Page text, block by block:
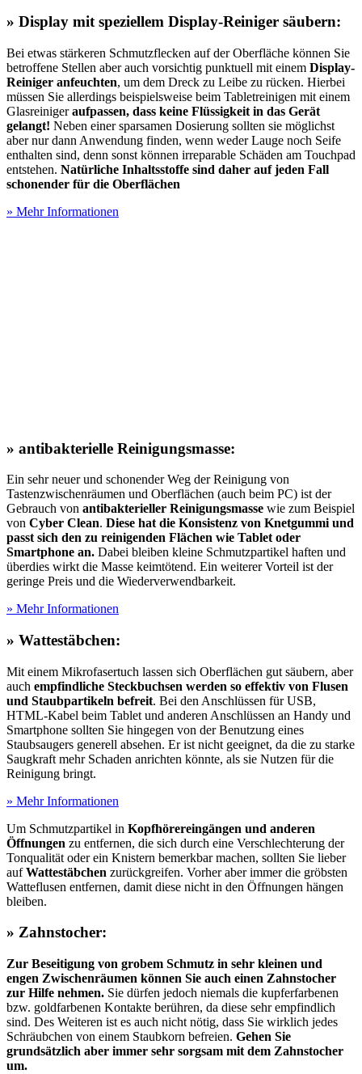
» Display mit speziellem Display-Reiniger säubern:
Bei etwas stärkeren Schmutzflecken auf der Oberfläche können Sie
betroffene Stellen aber auch vorsichtig punktuell mit einem Display-
Reiniger anfeuchten, um dem Dreck zu Leibe zu rücken. Hierbei
müssen Sie allerdings beispielsweise beim Tabletreinigen mit einem
Glasreinigeraufpassen, dass keine Flüssigkeit in das Gerät
gelangt! Neben einer sparsamen Dosierung sollten sie möglichst
aber nur dann Anwendung finden, wenn weder Lauge noch Seife
enthalten sind, denn sonst können irreparable Schäden am Touchpad
entstehen. Natürliche Inhaltsstoffe sind daher auf jeden Fall
schonender für die Oberflächen
» Mehr Informationen
» antibakterielle Reinigungsmasse:
Ein sehr neuer und schonender Weg der Reinigung von
Tastenzwischenräumen und Oberflächen (auch beim PC) ist der
Gebrauch von antibakterieller Reinigungsmasse wie zum Beispiel
von Cyber Clean. Diese hat die Konsistenz von Knetgummi und
passt sich den zu reinigenden Flächen wie Tablet oder
Smartphone an. Dabei bleiben kleine Schmutzpartikel haften und
überdies wirkt die Masse keimtötend. Ein weiterer Vorteil ist der
geringe Preis und die Wiederverwendbarkeit.
» Mehr Informationen
» Wattestäbchen:
Mit einem Mikrofasertuch lassen sich Oberflächen gut säubern, aber
auch empfindliche Steckbuchsen werden so effektiv von Flusen
und Staubpartikeln befreit. Bei den Anschlüssen für USB,
HTML-Kabel beim Tablet und anderen Anschlüssen an Handy und
Smartphone sollten Sie hingegen von der Benutzung eines
Staubsaugers generell absehen. Er ist nicht geeignet, da die zu starke
Saugkraft mehr Schaden anrichten könnte, als sie Nutzen für die
Reinigung bringt.
» Mehr Informationen
Um Schmutzpartikel in Kopfhörereingängen und anderen
Öffnungen zu entfernen, die sich durch eine Verschlechterung der
Tonqualität oder ein Knistern bemerkbar machen, sollten Sie lieber
aufWattestäbchen zurückgreifen. Vorher aber immer die gröbsten
Watteflusen entfernen, damit diese nicht in den Öffnungen hängen
bleiben.
» Zahnstocher:
Zur Beseitigung von grobem Schmutz in sehr kleinen und
engen Zwischenräumen können Sie auch einen Zahnstocher
zur Hilfe nehmen. Sie dürfen jedoch niemals die kupferfarbenen
bzw. goldfarbenen Kontakte berühren, da diese sehr empfindlich
sind. Des Weiteren ist es auch nicht nötig, dass Sie wirklich jedes
Schräubchen von einem Staubkorn befreien. Gehen Sie
grundsätzlich aber immer sehr sorgsam mit dem Zahnstocher
um.